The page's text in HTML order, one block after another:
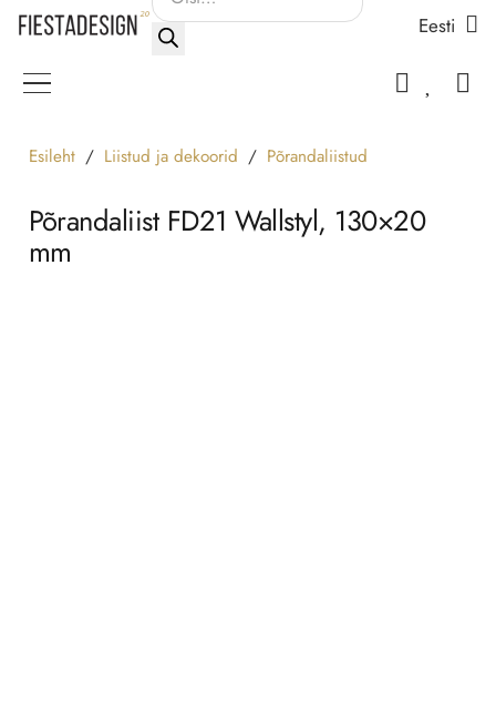
search
Eesti
Esileht / Liistud ja dekoorid / Põrandaliistud
Põrandaliist FD21 Wallstyl, 130×20
mm